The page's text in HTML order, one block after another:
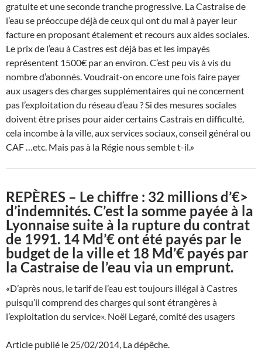
gratuite et une seconde tranche progressive. La Castraise de
l’eau se préoccupe déjà de ceux qui ont du mal à payer leur
facture en proposant étalement et recours aux aides sociales.
Le prix de l’eau à Castres est déjà bas et les impayés
représentent 1500€ par an environ. C’est peu vis à vis du
nombre d’abonnés. Voudrait-on encore une fois faire payer
aux usagers des charges supplémentaires qui ne concernent
pas l’exploitation du réseau d’eau ? Si des mesures sociales
doivent être prises pour aider certains Castrais en difficulté,
cela incombe à la ville, aux services sociaux, conseil général ou
CAF …etc. Mais pas à la Régie nous semble t-il.»
REPÈRES – Le chiffre : 32 millions d’€>
d’indemnités.C’est la somme payée à la
Lyonnaise suite à la rupture du contrat
de 1991. 14 Md’€ ont été payés par le
budget de la ville et 18 Md’€ payés par
la Castraise de l’eau via un emprunt.
«D’après nous, le tarif de l’eau est toujours illégal à Castres
puisqu’il comprend des charges qui sont étrangères à
l’exploitation du service». Noël Legaré, comité des usagers
Article publié le 25/02/2014, La dépêche.